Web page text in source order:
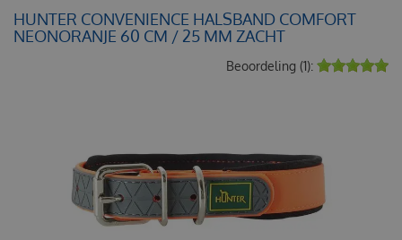
HUNTER CONVENIENCE HALSBAND COMFORT
NEONORANJE 60 CM / 25 MM ZACHT
Beoordeling (1):